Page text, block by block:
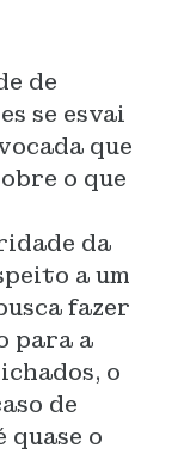
de
se esvai
que
o que
da
a um
fazer
para a
o
de
quase o